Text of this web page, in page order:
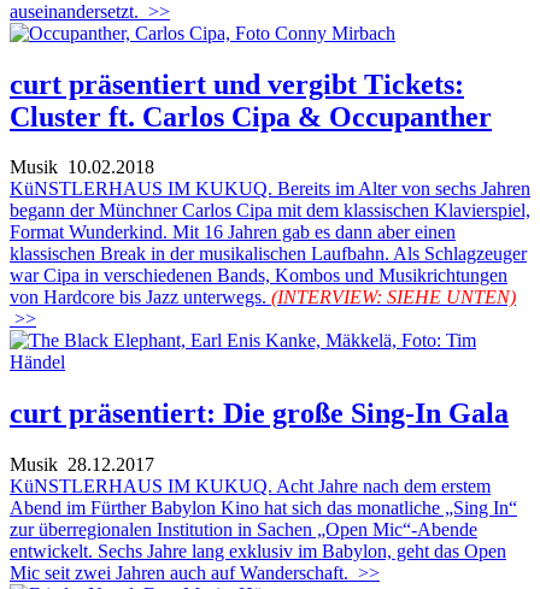
auseinandersetzt. >>
curt präsentiert und vergibt Tickets:
Cluster ft. Carlos Cipa & Occupanther
Musik 10.02.2018
KüNSTLERHAUS IM KUKUQ. Bereits im Alter von sechs Jahren
begann der Münchner Carlos Cipa mit dem klassischen Klavierspiel,
Format Wunderkind. Mit 16 Jahren gab es dann aber einen
klassischen Break in der musikalischen Laufbahn. Als Schlagzeuger
war Cipa in verschiedenen Bands, Kombos und Musikrichtungen
von Hardcore bis Jazz unterwegs. (INTERVIEW: SIEHE UNTEN)
>>
curt präsentiert: Die große Sing-In Gala
Musik 28.12.2017
KüNSTLERHAUS IM KUKUQ. Acht Jahre nach dem erstem
Abend im Fürther Babylon Kino hat sich das monatliche „Sing In“
zur überregionalen Institution in Sachen „Open Mic“-Abende
entwickelt. Sechs Jahre lang exklusiv im Babylon, geht das Open
Mic seit zwei Jahren auch auf Wanderschaft. >>